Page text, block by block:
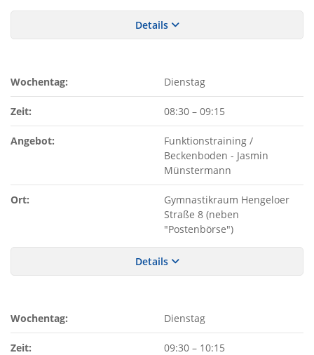
Details
Wochentag: Dienstag
Zeit: 08:30 – 09:15
Angebot:
Funktionstraining /
Beckenboden - Jasmin
Münstermann
Ort:
Gymnastikraum Hengeloer
Straße 8 (neben
"Postenbörse")
Details
Wochentag: Dienstag
Zeit: 09:30 – 10:15